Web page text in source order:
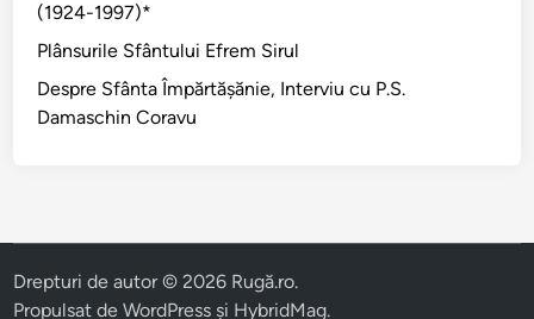
(1924-1997)*
Plânsurile Sfântului Efrem Sirul
Despre Sfânta Împărtăşănie, Interviu cu P.S.
Damaschin Coravu
Drepturi de autor © 2026 Rugă.ro.
Propulsat deWordPress și HybridMag.